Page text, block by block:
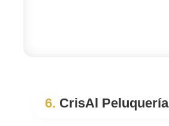
6. CrisAl Peluquería